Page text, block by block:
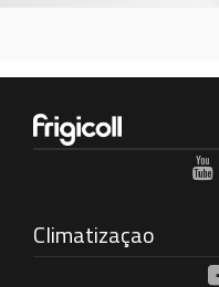
Climatizaçao